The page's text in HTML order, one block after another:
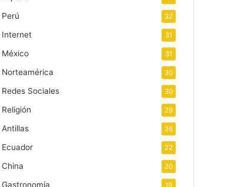
Perú 32
Internet 31
México 31
Norteamérica 30
Redes Sociales 30
Religión 29
Antillas 26
Ecuador 22
China 20
Gastronomía 19